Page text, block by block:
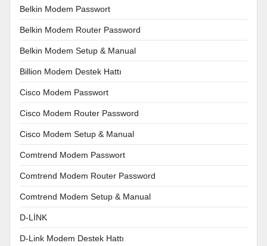
Belkin Modem Passwort
Belkin Modem Router Password
Belkin Modem Setup & Manual
Billion Modem Destek Hattı
Cisco Modem Passwort
Cisco Modem Router Password
Cisco Modem Setup & Manual
Comtrend Modem Passwort
Comtrend Modem Router Password
Comtrend Modem Setup & Manual
D-LİNK
D-Link Modem Destek Hattı